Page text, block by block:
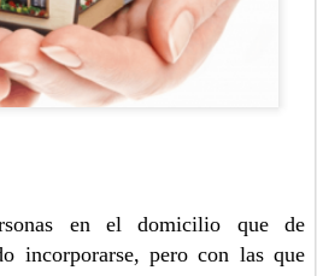
en el domicilio que de
incorporarse, pero con las que